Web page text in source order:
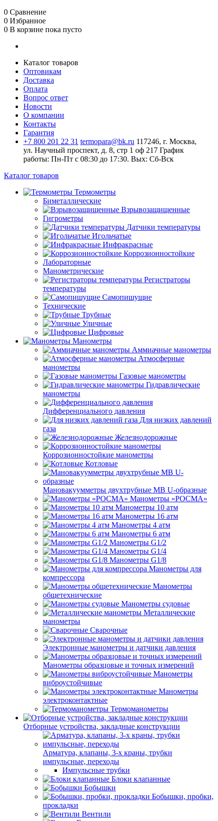
0 Сравнение
0 Избранное
0 В корзине пока пусто
Каталог товаров
Оптовикам
Доставка
Оплата
Вопрос ответ
Новости
О компании
Контакты
Гарантия
+7 800 201 22 31 termopara@bk.ru 117246, г. Москва,
ул. Научный проспект, д. 8, стр 1 оф 217 График
работы: Пн‑Пт с 08:30 до 17:30. Вых: Сб‑Вск
Каталог товаров
Термометры
Биметаллические
Взрывозащищенные
Гигрометры
Датчики температуры
Игольчатые
Инфракрасные
Коррозионностойкие
Лабораторные
Манометрические
Регистраторы
температуры
Самопишущие
Технические
Трубные
Уличные
Цифровые
Манометры
Аммиачные манометры
Атмосферные
манометры
Газовые манометры
Гидравлические
манометры
Дифференциального давления
Для низких давлений
газа
Железнодорожные
Коррозионностойкие манометры
Котловые
Мановакуумметры двухтрубные МВ U-образные
Манометры «РОСМА»
Манометры 10 атм
Манометры 16 атм
Манометры 4 атм
Манометры 6 атм
Манометры G1/2
Манометры G1/4
Манометры G1/8
Манометры для
компрессора
Манометры
общетехнические
Манометры судовые
Металлические
манометры
Сварочные
Электронные манометры и датчики давления
Манометры образцовые и точных измерений
Манометры
виброустойчивые
Манометры
электроконтактные
Термоманометры
Отборные устройства, закладные конструкции
Арматура, клапаны, 3-х краны, трубки
импульсные, переходы
Импульсные трубки
Блоки клапанные
Бобышки
Бобышки, пробки,
прокладки
Вентили